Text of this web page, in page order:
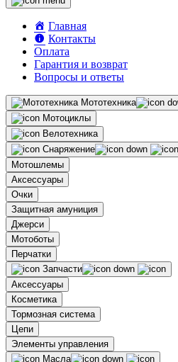
Главная
Контакты
Оплата
Гарантия и возврат
Вопросы и ответы
Мототехника
Мотоциклы
Велотехника
Снаряжение
Мотошлемы
Аксессуары
Очки
Защитная амуниция
Джерси
Мотоботы
Перчатки
Запчасти
Аксессуары
Косметика
Тормозная система
Цепи
Элементы управления
Масла